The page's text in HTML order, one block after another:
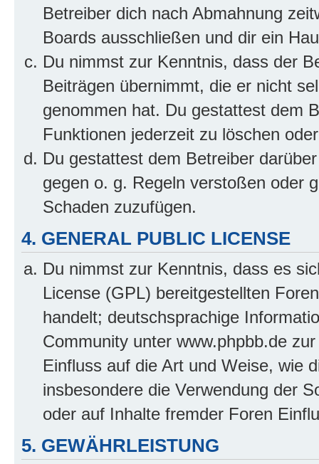
Betreiber dich nach Abmahnung
Boards ausschließen und dir ein
Du nimmst zur Kenntnis, dass der
Beiträgen übernimmt, die er nicht
genommen hat. Du gestattest dem
Funktionen jederzeit zu löschen
Du gestattest dem Betreiber
gegen o. g. Regeln verstoßen oder
Schaden zuzufügen.
4. GENERAL PUBLIC LICENSE
Du nimmst zur Kenntnis, dass es
License (GPL) bereitgestellten
handelt; deutschsprachige
Community unter www.phpbb.de
Einfluss auf die Art und Weise, wie
insbesondere die Verwendung der
oder auf Inhalte fremder Foren
5. GEWÄHRLEISTUNG